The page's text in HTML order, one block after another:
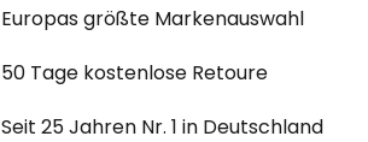
Europas größte Markenauswahl
50 Tage kostenlose Retoure
Seit 25 Jahren Nr. 1 in Deutschland